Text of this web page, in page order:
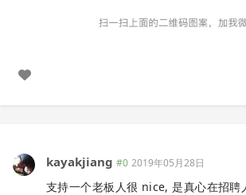
kayakjiang #0 2019年05月28日
支持一个老板人很 nice, 是真心在招聘